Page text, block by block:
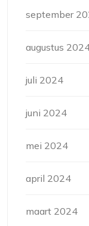
september
augustus
juli 2024
juni 2024
mei 2024
april 2024
maart 2024